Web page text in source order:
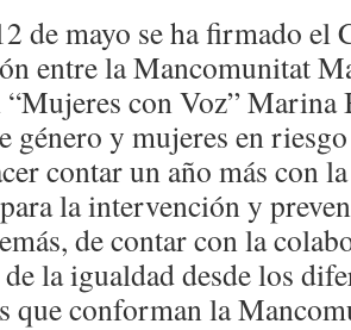
de mayo se ha firmado el
entre la Mancomunitat
con Voz” Marina
género y mujeres en
contar un año más con
la intervención y
de contar con la
la igualdad desde los
que conforman la